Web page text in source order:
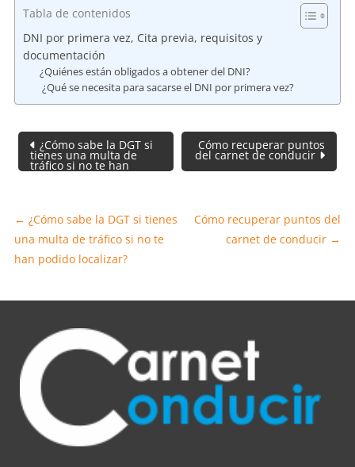
Tabla de contenidos
DNI por primera vez, Cita previa, requisitos y
documentación
¿Quiénes están obligados a obtener del DNI?
¿Qué se necesita para sacarse el DNI por primera vez?
Navegación
de
entradas
¿Cómo sabe la DGT si
tienes una multa de
tráfico si no te han
podido localizar?
Cómo recuperar puntos
del carnet de conducir
← ¿Cómo sabe la DGT si tienes
una multa de tráfico si no te
han podido localizar?
Cómo recuperar puntos del
carnet de conducir →